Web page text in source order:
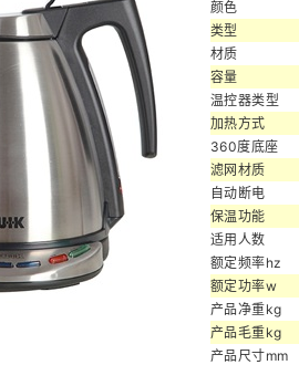
颜色
类型
材质
容量
温控器类型
加热方式
360度底座
滤网材质
自动断电
保温功能
适用人数
额定频率hz
额定功率w
产品净重kg
产品毛重kg
产品尺寸mm